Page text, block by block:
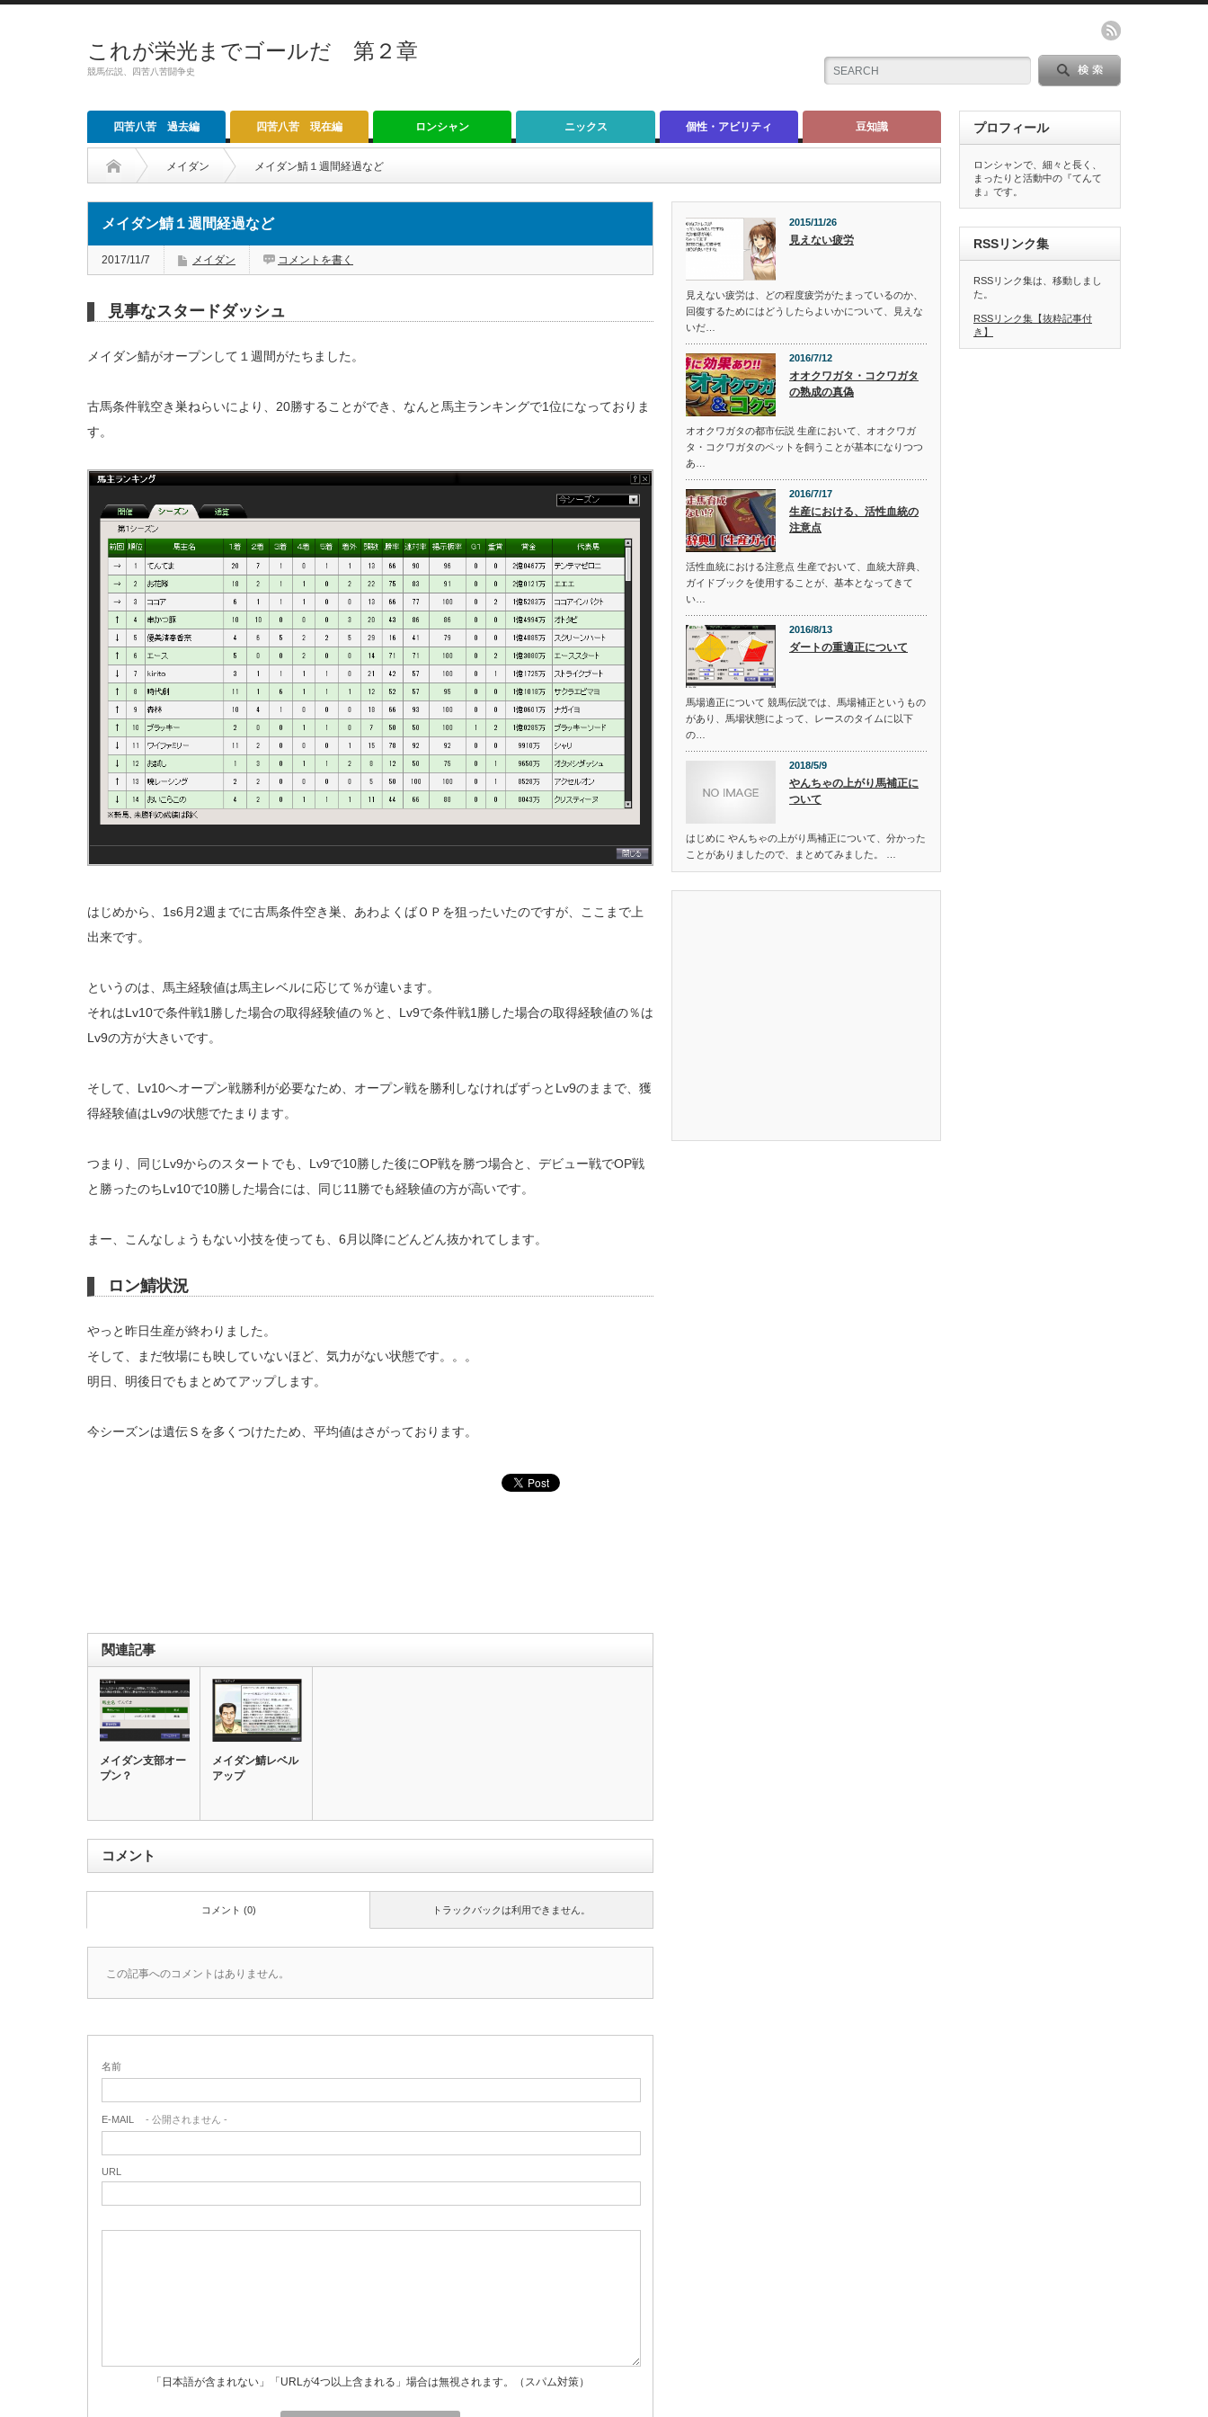
これが栄光までゴールだ 第２章
競馬伝説、四苦八苦闘争史
四苦八苦 過去編 四苦八苦 現在編 ロンシャン ニックス 個性・アビリティ 豆知識
メイダン メイダン鯖１週間経過など
メイダン鯖１週間経過など
2017/11/7 メイダン コメントを書く
見事なスタードダッシュ
メイダン鯖がオープンして１週間がたちました。
古馬条件戦空き巣ねらいにより、20勝することができ、なんと馬主ランキングで1位になっておりま
す。
はじめから、1s6月2週までに古馬条件空き巣、あわよくばＯＰを狙ったいたのですが、ここまで上
出来です。
というのは、馬主経験値は馬主レベルに応じて％が違います。
それはLv10で条件戦1勝した場合の取得経験値の％と、Lv9で条件戦1勝した場合の取得経験値の％は
Lv9の方が大きいです。
そして、Lv10へオープン戦勝利が必要なため、オープン戦を勝利しなければずっとLv9のままで、獲
得経験値はLv9の状態でたまります。
つまり、同じLv9からのスタートでも、Lv9で10勝した後にOP戦を勝つ場合と、デビュー戦でOP戦
と勝ったのちLv10で10勝した場合には、同じ11勝でも経験値の方が高いです。
まー、こんなしょうもない小技を使っても、6月以降にどんどん抜かれてします。
ロン鯖状況
やっと昨日生産が終わりました。
そして、まだ牧場にも映していないほど、気力がない状態です。。。
明日、明後日でもまとめてアップします。
今シーズンは遺伝Ｓを多くつけたため、平均値はさがっております。
関連記事
メイダン支部オー
プン？
メイダン鯖レベル
アップ
コメント
トラックバックは利用できません。
コメント (0)
この記事へのコメントはありません。
名前
E-MAIL - 公開されません -
URL
「日本語が含まれない」「URLが4つ以上含まれる」場合は無視されます。（スパム対策）
2015/11/26
見えない疲労
見えない疲労は、どの程度疲労がたまっているのか、
回復するためにはどうしたらよいかについて、見えな
いだ…
2016/7/12
オオクワガタ・コクワガタ
の熟成の真偽
オオクワガタの都市伝説 生産において、オオクワガ
タ・コクワガタのペットを飼うことが基本になりつつ
あ…
2016/7/17
生産における、活性血統の
注意点
活性血統における注意点 生産でおいて、血統大辞典、
ガイドブックを使用することが、基本となってきて
い…
2016/8/13
ダートの重適正について
馬場適正について 競馬伝説では、馬場補正というもの
があり、馬場状態によって、レースのタイムに以下
の…
2018/5/9
やんちゃの上がり馬補正に
ついて
はじめに やんちゃの上がり馬補正について、分かった
ことがありましたので、まとめてみました。 …
プロフィール
ロンシャンで、細々と長く、
まったりと活動中の『てんて
ま』です。
RSSリンク集
RSSリンク集は、移動しまし
た。
RSSリンク集【抜粋記事付
き】